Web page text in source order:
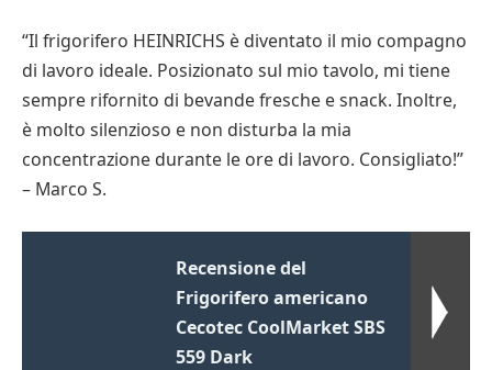
“Il frigorifero HEINRICHS è diventato il mio compagno
di lavoro ideale. Posizionato sul mio tavolo, mi tiene
sempre rifornito di bevande fresche e snack. Inoltre,
è molto silenzioso e non disturba la mia
concentrazione durante le ore di lavoro. Consigliato!”
– Marco S.
Recensione del
Frigorifero americano
Cecotec CoolMarket SBS
559 Dark